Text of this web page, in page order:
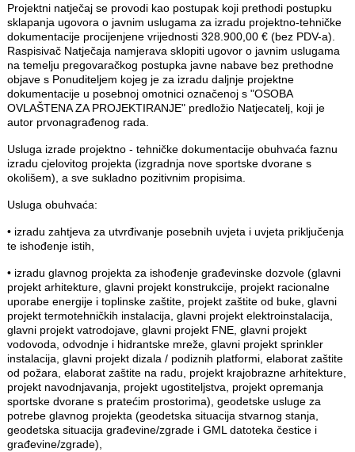
Projektni natječaj se provodi kao postupak koji prethodi postupku
sklapanja ugovora o javnim uslugama za izradu projektno-tehničke
dokumentacije procijenjene vrijednosti 328.900,00 € (bez PDV-a).
Raspisivač Natječaja namjerava sklopiti ugovor o javnim uslugama
na temelju pregovaračkog postupka javne nabave bez prethodne
objave s Ponuditeljem kojeg je za izradu daljnje projektne
dokumentacije u posebnoj omotnici označenoj s "OSOBA
OVLAŠTENA ZA PROJEKTIRANJE" predložio Natjecatelj, koji je
autor prvonagrađenog rada.
Usluga izrade projektno - tehničke dokumentacije obuhvaća faznu
izradu cjelovitog projekta (izgradnja nove sportske dvorane s
okolišem), a sve sukladno pozitivnim propisima.
Usluga obuhvaća:
• izradu zahtjeva za utvrđivanje posebnih uvjeta i uvjeta priključenja
te ishođenje istih,
• izradu glavnog projekta za ishođenje građevinske dozvole (glavni
projekt arhitekture, glavni projekt konstrukcije, projekt racionalne
uporabe energije i toplinske zaštite, projekt zaštite od buke, glavni
projekt termotehničkih instalacija, glavni projekt elektroinstalacija,
glavni projekt vatrodojave, glavni projekt FNE, glavni projekt
vodovoda, odvodnje i hidrantske mreže, glavni projekt sprinkler
instalacija, glavni projekt dizala / podiznih platformi, elaborat zaštite
od požara, elaborat zaštite na radu, projekt krajobrazne arhitekture,
projekt navodnjavanja, projekt ugostiteljstva, projekt opremanja
sportske dvorane s pratećim prostorima), geodetske usluge za
potrebe glavnog projekta (geodetska situacija stvarnog stanja,
geodetska situacija građevine/zgrade i GML datoteka čestice i
građevine/zgrade),